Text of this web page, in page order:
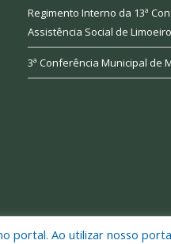
Regimento Interno da 13ª
Assistência Social de
3ª Conferência Municipal de
portal. Ao utilizar nosso